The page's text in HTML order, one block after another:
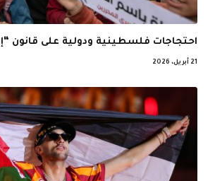
احتجاجات فلسطينية ودولية على قانون
21 أبريل، 2026